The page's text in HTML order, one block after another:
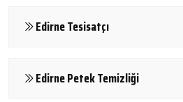
Edirne Tesisatçı
Edirne Petek Temizliği